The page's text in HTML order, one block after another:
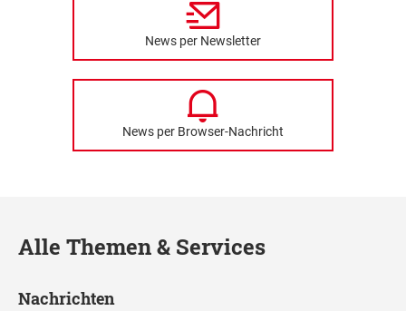
News per Newsletter
News per Browser-Nachricht
Alle Themen & Services
Nachrichten